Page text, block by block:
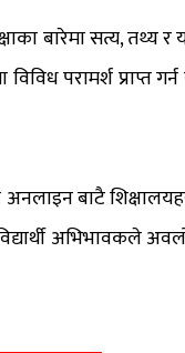
बारेमा सत्य, तथ्य र
परामर्श प्राप्त
अनलाइन बाटै
अभिभावकले